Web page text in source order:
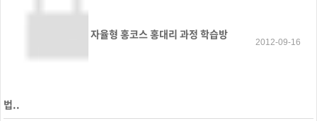
자율형 홍코스 홍대리 과정 학습방
법..
2012-09-16